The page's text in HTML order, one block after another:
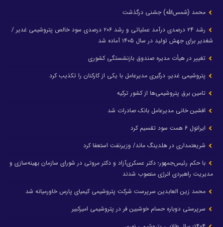
محمد (شمس‌الله) جشنی درگذشت
رشد ۲۴ درصدی درآمد عملیاتی و رشد ۲۰۶ درصدی سود خالص پتروشیمی غدیر /
شغدیر برای جهش تولید در سال ۱۴۰۵ آماده شد
تغییر در هیأت مدیره صندوق بازنشستگی کشوری
پتروشیمی غدیر، درگیری مدیرعامل با یکی از کارکنان را تکذیب کرد
تامین برق پتروشیمی‌ها از کشور ترکیه
افشین خانی مدیرعامل بانک صادرات شد
ایرانول ۶ همت سود تقسیم کرد
شریعتمداری در هلدینگ ماند/ وزیرنفت استعفا کرد
با حکم رئیس‌جمهور؛ دکتر عسکری‌آزاد و دکتر مروتی در شورای سازمان بهینه‌سازی و
مدیریت راهبردی انرژی منصوب شدند
محمد زین العابدین سرپرست شرکت پتروشیمی کیمیای پارس خاورمیانه شد
سرپرستی دوباره حسام خوشبین فر در پتروشیمی امیرکبیر